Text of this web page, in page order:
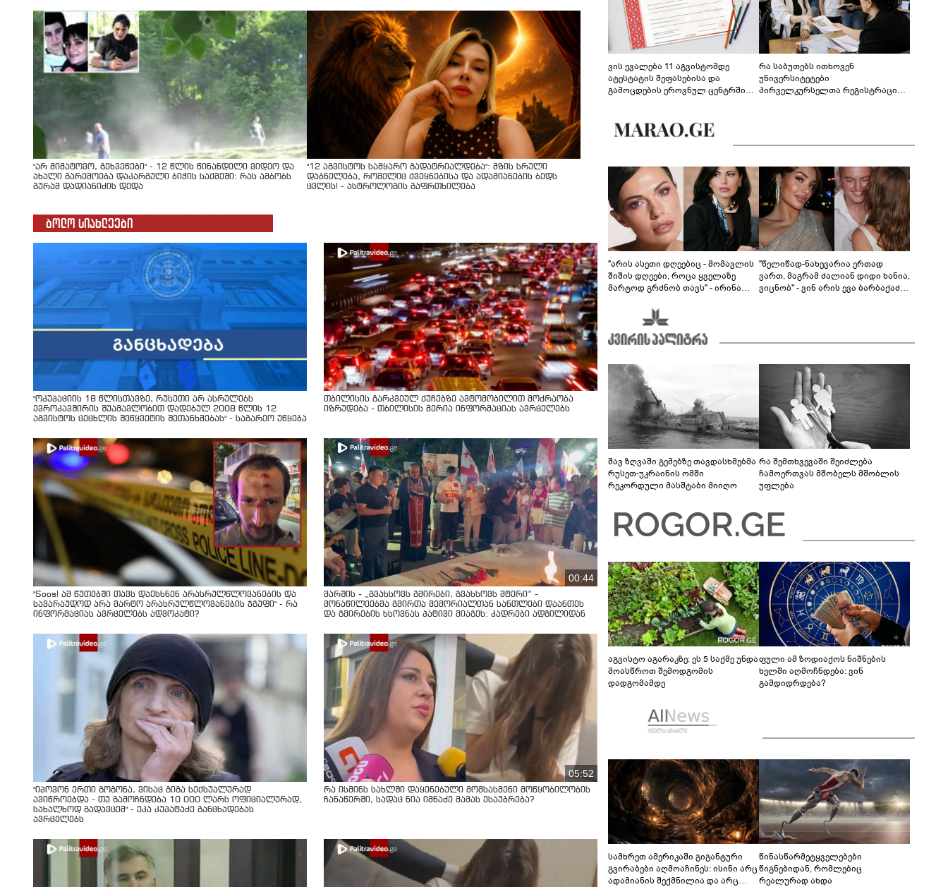
"არ მიმატოვო, გეხვეწები" - 12 წლის წინანდელი ვიდეო და
ახალი გარემოება დაკარგული ბიჭის საქმეში: რას ამბობს
გურამ დადიანიძის დედა
"12 აგვისტოს სამყარო გადატრიალდება": მზის სრული
დაბნელება, რომელიც ქვეყნებისა და ადამიანების ბედს
ცვლის! - ასტროლოგის გაფრთხილება
ბოლო სიახლეები
"ოკუპაციის 18 წლისთავზე, რუსეთი არ ასრულებს
ევროკავშირის შუამავლობით დადებულ 2008 წლის 12
აგვისტოს ცეცხლის შეწყვეტის შეთანხმებას" - საგარეო უწყება
თბილისის გარკვეულ ქუჩებზე ავტომობილით მოძრაობა
იზრუდება - თბილისის მერია ინფორმაციას ავრცელებს
"Soos! ამ წუთებში თავს დაესხნენ არასრულწლოვანების და
სავარაუდოდ არა მარტო არასრულწლოვანების ჯგუფი" - რა
ინფორმაციას ავრცელებს ადვოკატი?
00:44
მარშის - „გვახსოვს გმირები, გვახსოვს მტერი” -
მონაწილეებმა გმირთა მემორიალთან სანთლები დაანთეს
და გმირების ხსოვნას პატივი მიაგეს: კადრები ადგილიდან
"იპოვონ ერთი გოგონა, ვისაც გიგა სექსუალურად
ავიწროებდა - თუ გამოჩნდება 10 000 ლარს ოფიციალურად,
სახალხოდ გადავცემ" - ეკა კუპატაძე განცხადებას
ავრცელებს
05:52
რა ისმინს სახლში დაყენებული მომსასმენი მოწყობილობის
ჩანაწერში, სადაც ნია იმნაძე მამას ესაუბრება?
ვის ევალება 11 აგვისტომდე
ატესტატის შეფასებისა და
გამოცდების ეროვნულ ცენტრში
რა საბუთებს ითხოვენ
უნივერსიტეტები
პირველკურსელთა რეგისტრაციის
"არის ასეთი დღეებიც - მომავლის
შიშის დღეები, როცა ყველაზე
მარტოდ გრძნობ თავს" - ირინა
"წელიწად-ნახევარია ერთად
ვართ, მაგრამ ძალიან დიდი ხანია,
ვიცნობ" - ვინ არის ევა ბარბაქაძის
შავ ზღვაში გემებზე თავდასხმებმა
რუსეთ-უკრაინის ომში
რეკორდული მასშტაბი მიიღო
რა შემთხვევაში შეიძლება
ჩამოერთვას მშობელს მშობლის
უფლება
აგვისტო აგარაკზე: ეს 5 საქმე უნდა
მოასწროთ შემოდგომის
დადგომამდე
ფული ამ ზოდიაქოს ნიშნების
ხელში აღმოჩნდება: ვინ
გამდიდრდება?
სამხრეთ ამერიკაში გიგანტური
გვირაბები აღმოაჩინეს: ისინი არც
ადამიანის შექმნილია და არც
წინასწარმეტყველებები
წიგნებიდან, რომლებიც
რეალურად ახდა